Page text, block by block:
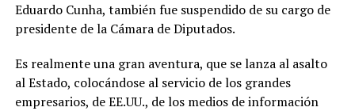
Eduardo Cunha, también fue suspendido de su cargo de
presidente de la Cámara de Diputados.
Es realmente una gran aventura, que se lanza al asalto
al Estado, colocándose al servicio de los grandes
empresarios, de EE.UU., de los medios de información